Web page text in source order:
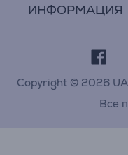
ИНФОРМАЦИЯ
Copyright © 2026
Все